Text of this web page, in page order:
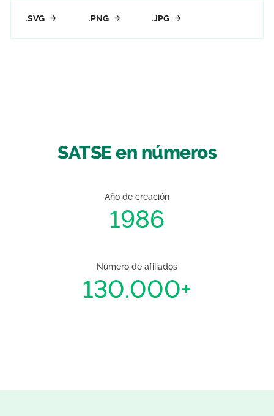
.SVG .PNG .JPG
SATSE en números
Año de creación
1986
Número de afiliados
130.000+